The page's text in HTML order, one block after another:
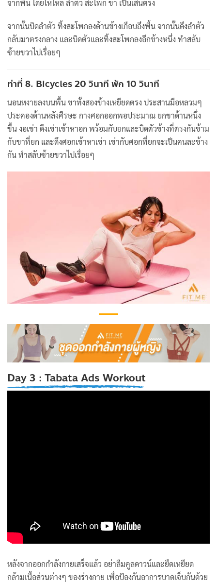
จากพื้น โดยให้ไหล่ ลำตัว สะโพก ขา เป็นเส้นตรง
จากนั้นบิดลำตัว ทิ้งสะโพกลงด้านข้างเกือบถึงพื้น จากนั้นดึงลำตัว
กลับมาตรงกลาง และบิดตัวและทิ้งสะโพกลงอีกข้างหนึ่ง ทำสลับ
ซ้ายขวาไปเรื่อยๆ
ท่าที่ 8. Bicycles 20 วินาที พัก 10 วินาที
นอนหงายลงบนพื้น ขาทั้งสองข้างเหยียดตรง ประสานมือหลวมๆ
ประคองด้านหลังศีรษะ กางศอกออกพอประมาณ ยกขาด้านหนึ่ง
ขึ้น งอเข่า ดึงเข่าเข้าหาอก พร้อมกับยกและบิดตัวข้างที่ตรงกันข้าม
กับขาที่ยก และดึงศอกเข้าหาเข่า เข่ากับศอกที่ยกจะเป็นคนละข้าง
กัน ทำสลับซ้ายขวาไปเรื่อยๆ
Day 3 : Tabata Ads Workout
หลังจากออกกำลังกายเสร็จแล้ว อย่าลืมคูลดาวน์และยืดเหยียด
กล้ามเนื้อส่วนต่างๆ ของร่างกาย เพื่อป้องกันอาการบาดเจ็บกันด้วย